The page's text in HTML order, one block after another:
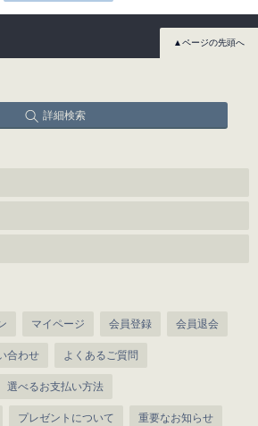
▲ページの先頭へ
詳細検索
マイページ 会員登録 会員退会
合わせ よくあるご質問
選べるお支払い方法
プレゼントについて 重要なお知らせ